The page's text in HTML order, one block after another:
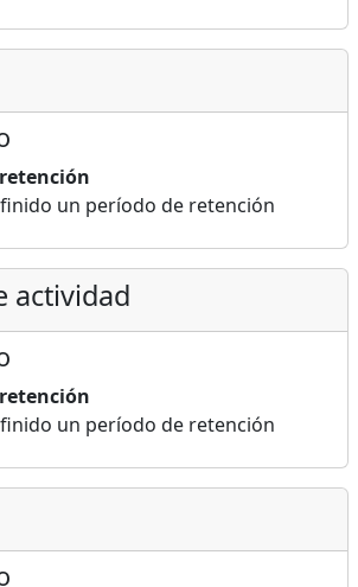
un período de retención
actividad
un período de retención